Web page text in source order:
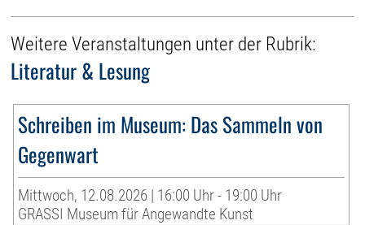
Weitere Veranstaltungen unter der Rubrik:
Literatur & Lesung
Schreiben im Museum: Das Sammeln von
Gegenwart
Mittwoch, 12.08.2026 | 16:00 Uhr - 19:00 Uhr
GRASSI Museum für Angewandte Kunst